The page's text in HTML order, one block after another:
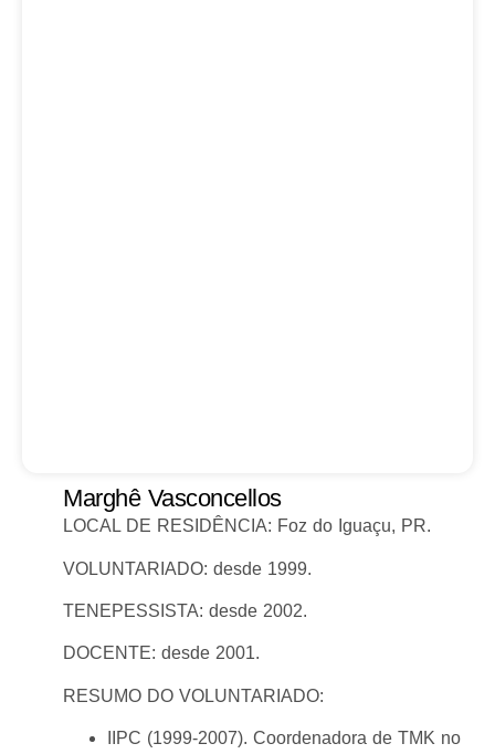
Marghê Vasconcellos
LOCAL DE RESIDÊNCIA: Foz do Iguaçu, PR.
VOLUNTARIADO: desde 1999.
TENEPESSISTA: desde 2002.
DOCENTE: desde 2001.
RESUMO DO VOLUNTARIADO:
IIPC (1999-2007). Coordenadora de TMK no